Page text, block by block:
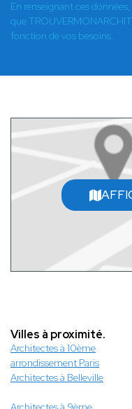
En renseignant ces
que
fonction de vos besoins.
Villes à proximité.
Architectes à 10ème
arrondissement Paris
Architectes à Belleville